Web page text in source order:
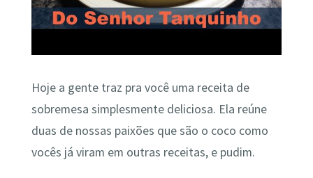
Hoje a gente traz pra você uma receita de
sobremesa simplesmente deliciosa. Ela reúne
duas de nossas paixões que são o coco como
vocês já viram em outras receitas, e pudim.